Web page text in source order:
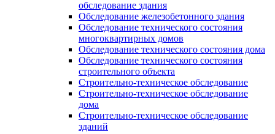
обследование здания
Обследование железобетонного здания
Обследование технического состояния
многоквартирных домов
Обследование технического состояния дома
Обследование технического состояния
строительного объекта
Строительно-техническое обследование
Строительно-техническое обследование
дома
Строительно-техническое обследование
зданий